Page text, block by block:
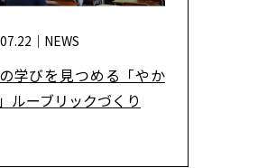
｜ NEWS
学びを見つめる「やか
ルーブリックづくり